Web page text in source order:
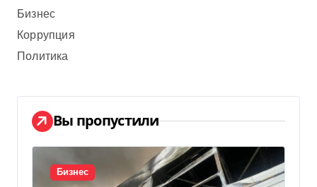
Бизнес
Коррупция
Политика
Вы пропустили
Бизнес